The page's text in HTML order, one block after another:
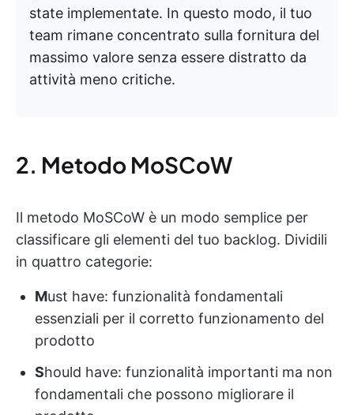
state implementate. In questo modo, il tuo
team rimane concentrato sulla fornitura del
massimo valore senza essere distratto da
attività meno critiche.
2. Metodo MoSCoW
Il metodo MoSCoW è un modo semplice per
classificare gli elementi del tuo backlog. Dividili
in quattro categorie:
Must have: funzionalità fondamentali
essenziali per il corretto funzionamento del
prodotto
Should have: funzionalità importanti ma non
fondamentali che possono migliorare il